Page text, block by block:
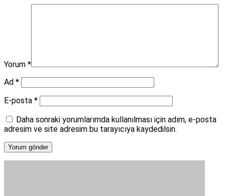
Yorum *
Ad *
E-posta *
Daha sonraki yorumlarımda kullanılması için adım, e-posta
adresim ve site adresim bu tarayıcıya kaydedilsin.